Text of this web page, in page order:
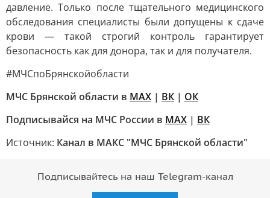
давление. Только после тщательного медицинского
обследования специалисты были допущены к сдаче
крови — такой строгий контроль гарантирует
безопасность как для донора, так и для получателя.
#МЧСпоБрянскойобласти
МЧС Брянской области в МАХ | ВК | ОК
Подписывайся на МЧС России в MAX | ВК
Источник: Канал в МАКС "МЧС Брянской области"
Подписывайтесь на наш Telegram-канал